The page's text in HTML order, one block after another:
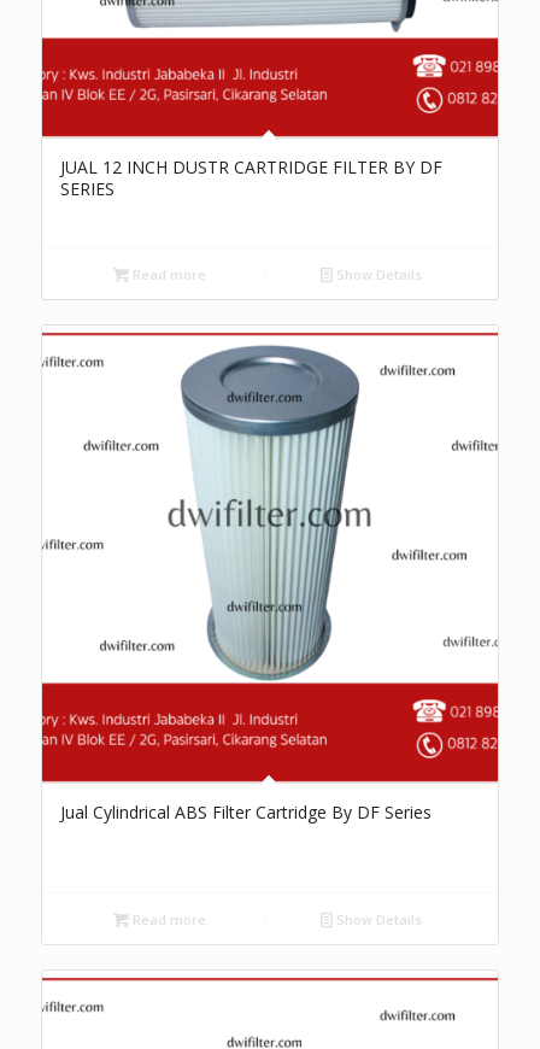
JUAL 12 INCH DUSTR CARTRIDGE FILTER BY DF
SERIES
Read more Show Details
Jual Cylindrical ABS Filter Cartridge By DF Series
Read more Show Details